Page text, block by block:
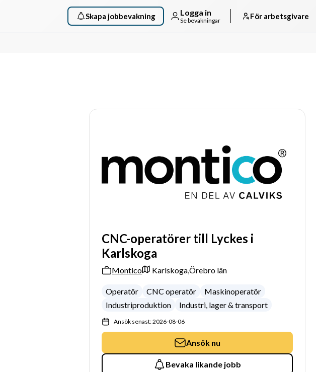
Skapa jobbevakning Logga in
Se bevakningar För arbetsgivare
CNC-operatörer till Lyckes i
Karlskoga
Montico Karlskoga,Örebro län
Operatör CNC operatör
Maskinoperatör
Industriproduktion
Industri, lager & transport
Ansök senast: 2026-08-06
Ansök nu
Bevaka likande jobb